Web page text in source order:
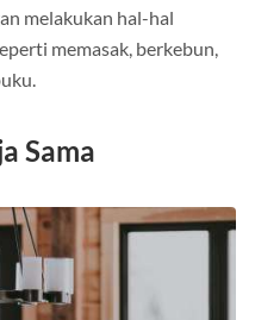
melakukan hal-hal
memasak, berkebun,
Sama